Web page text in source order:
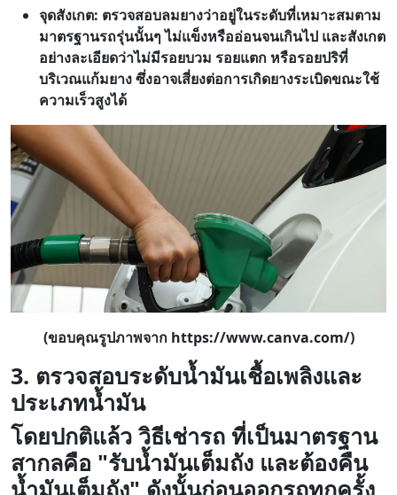
จุดสังเกต: ตรวจสอบลมยางว่าอยู่ในระดับที่เหมาะสมตาม
มาตรฐานรถรุ่นนั้นๆ ไม่แข็งหรืออ่อนจนเกินไป และสังเกต
อย่างละเอียดว่าไม่มีรอยบวม รอยแตก หรือรอยปริที่
บริเวณแก้มยาง ซึ่งอาจเสี่ยงต่อการเกิดยางระเบิดขณะใช้
ความเร็วสูงได้
(ขอบคุณรูปภาพจาก https://www.canva.com/)
3. ตรวจสอบระดับน้ำมันเชื้อเพลิงและ
ประเภทน้ำมัน
โดยปกติแล้ว วิธีเช่ารถ ที่เป็นมาตรฐาน
สากลคือ "รับน้ำมันเต็มถัง และต้องคืน
น้ำมันเต็มถัง" ดังนั้นก่อนออกรถทุกครั้ง